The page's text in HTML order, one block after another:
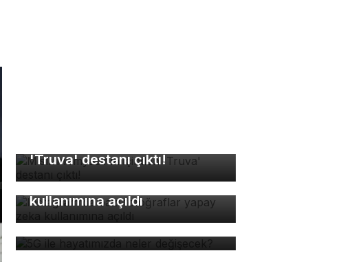
'Truva' destanı çıktı!
Instagram'da bazı
fotoğraflar yapay zeka
kullanımına açıldı
5G ile hayatımızda neler
değişecek?